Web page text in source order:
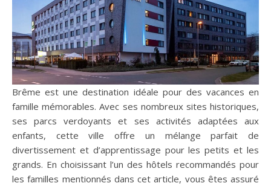
Brême est une destination idéale pour des vacances en
famille mémorables. Avec ses nombreux sites historiques,
ses parcs verdoyants et ses activités adaptées aux
enfants, cette ville offre un mélange parfait de
divertissement et d’apprentissage pour les petits et les
grands. En choisissant l’un des hôtels recommandés pour
les familles mentionnés dans cet article, vous êtes assuré